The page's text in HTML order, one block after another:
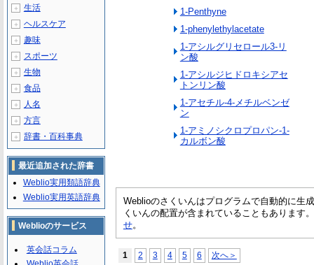
1-Penthyne
1-phenylethylacetate
1-アシルグリセロール3-リ
ン酸
1-アシルジヒドロキシアセ
トンリン酸
1-アセチル-4-メチルベンゼ
ン
1-アミノシクロプロパン-1-
カルボン酸
Weblioのさくいんはプログラムで自動的に生
くいんの配置が含まれていることもあります
せ。
1 2 3 4 5 6 次へ＞
＋ 生活
＋ ヘルスケア
＋ 趣味
＋ スポーツ
＋ 生物
＋ 食品
＋ 人名
＋ 方言
＋ 辞書・百科事典
最近追加された辞書
Weblio実用類語辞典
Weblio実用英語辞典
Weblioのサービス
英会話コラム